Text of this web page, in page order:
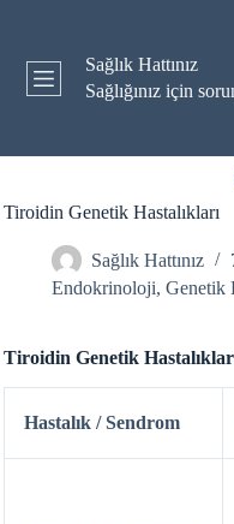
Sağlık Hattınız
Sağlığınız için
Tiroidin Genetik Hastalıkları
Sağlık Hattınız
Endokrinoloji, Genetik
Tiroidin Genetik
Hastalık / Sendrom